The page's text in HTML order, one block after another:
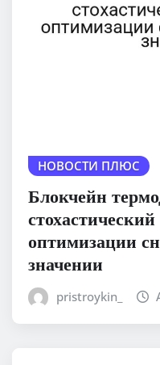
НОВОСТИ ПЛЮС
Блокчейн
оптимизации
значении
pristroykin_